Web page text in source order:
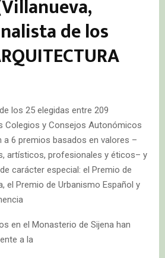
de los
los 25 elegidas entre 209
Colegios y Consejos Autonómicos
a 6 premios basados en valores –
artísticos, profesionales y éticos– y
carácter especial: el Premio de
el Premio de Urbanismo Español y
en el Monasterio de Sijena han
a la